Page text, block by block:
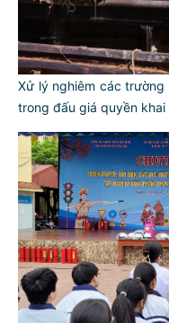
Xử lý nghiêm các
trong đấu giá quyền